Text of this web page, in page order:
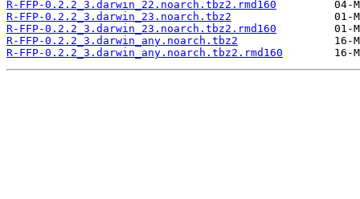
R-FFP-0.2.2_3.darwin_22.noarch.tbz2.rmd160
R-FFP-0.2.2_3.darwin_23.noarch.tbz2
R-FFP-0.2.2_3.darwin_23.noarch.tbz2.rmd160
R-FFP-0.2.2_3.darwin_any.noarch.tbz2
R-FFP-0.2.2_3.darwin_any.noarch.tbz2.rmd160